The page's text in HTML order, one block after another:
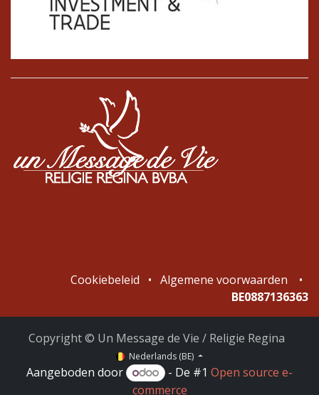
Cookiebeleid • Algemene voorwaarden
•
BE0887136363
Copyright © Un Message de Vie / Religie Regina
Nederlands (BE)
Aangeboden door - De #1 Open source e-
commerce